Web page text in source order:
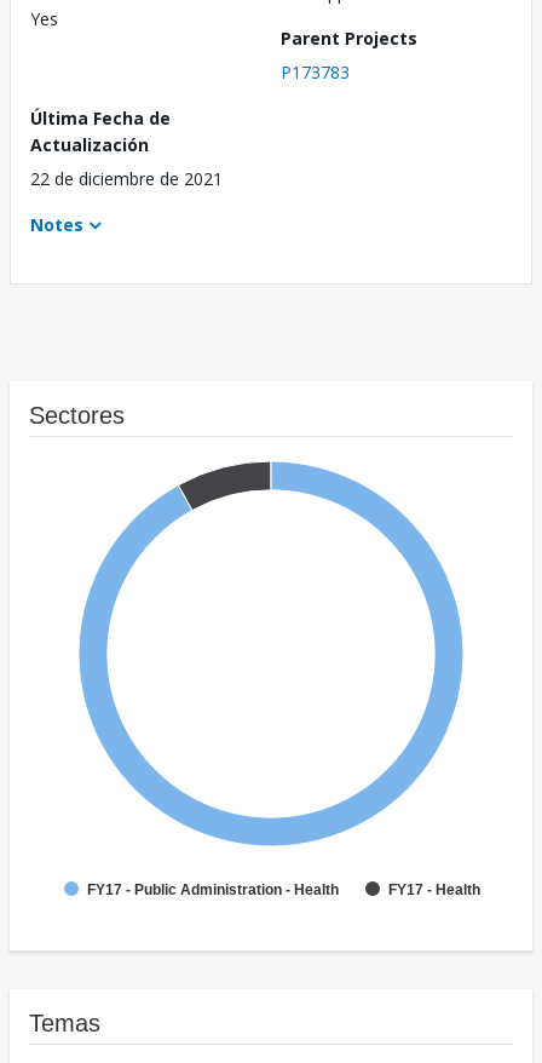
Yes
Parent Projects
P173783
Última Fecha de
Actualización
22 de diciembre de 2021
Notes
Sectores
FY17 - Public Administration - Health FY17 - Health
Temas